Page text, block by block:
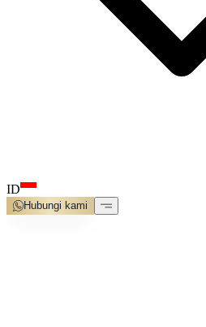
ID
Hubungi kami